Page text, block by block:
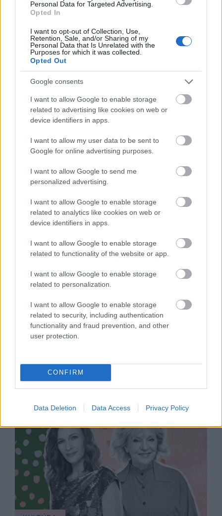
Personal Data for Targeted Advertising.
Opted In
I want to opt-out of Collection, Use,
Retention, Sale, and/or Sharing of my
Personal Data that Is Unrelated with the
Purposes for which it was collected.
Opted Out
Google consents
I want to allow Google to enable storage
related to advertising like cookies on web or
device identifiers in apps.
I want to allow my user data to be sent to
Google for online advertising purposes.
I want to allow Google to send me
personalized advertising.
I want to allow Google to enable storage
related to analytics like cookies on web or
device identifiers in apps.
I want to allow Google to enable storage
related to functionality of the website or app.
I want to allow Google to enable storage
related to personalization.
I want to allow Google to enable storage
related to security, including authentication
functionality and fraud prevention, and other
user protection.
CONFIRM
Data Deletion Data Access Privacy Policy
Legnépszerűbb témák
GLAM TALKS WITH SZILY NÓRA SZTÁROK
GLAMOUR PODCAST
SZILY NÓRA
EXKLUZÍV INTERJÚ
MENTÁLIS EGÉSZSÉG
ÉLETMÓD KULTÚRA